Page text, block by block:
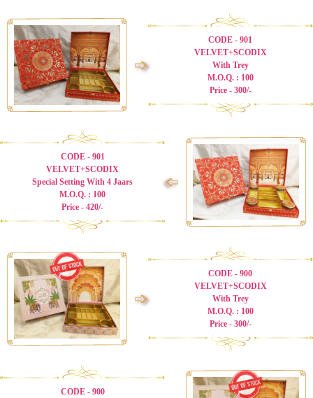
➩
CODE - 901
VELVET+SCODIX
With Trey
M.O.Q. : 100
Price - 300/-
CODE - 901
VELVET+SCODIX
Special Setting With 4 Jaars
M.O.Q. : 100
Price - 420/-
➩
➩
CODE - 900
VELVET+SCODIX
With Trey
M.O.Q. : 100
Price - 300/-
CODE - 900